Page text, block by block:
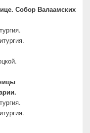
Собор Валаамских